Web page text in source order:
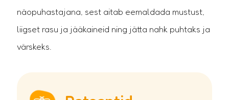
näopuhastajana, sest aitab eemaldada mustust,
liigset rasu ja jääkaineid ning jätta nahk puhtaks ja
värskeks.